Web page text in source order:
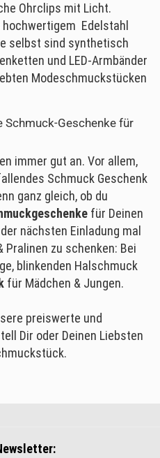
Ohrclips mit Licht.
Edelstahl
selbst sind synthetisch
und LED-Armbänder
Modeschmuckstücken
Schmuck-Geschenke für
immer gut an. Vor allem,
Schmuck Geschenk
ganz gleich, ob du
für Deinen
nächsten Einladung mal
zu schenken: Bei
blinkenden Halschmuck
für Mädchen & Jungen.
preiswerte und
Dir oder Deinen Liebsten